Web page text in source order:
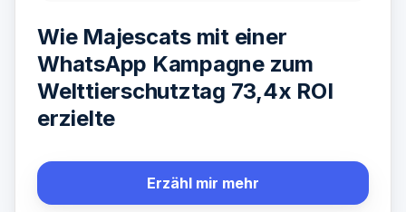
Wie Majescats mit einer
WhatsApp Kampagne zum
Welttierschutztag 73,4x ROI
erzielte
Erzähl mir mehr